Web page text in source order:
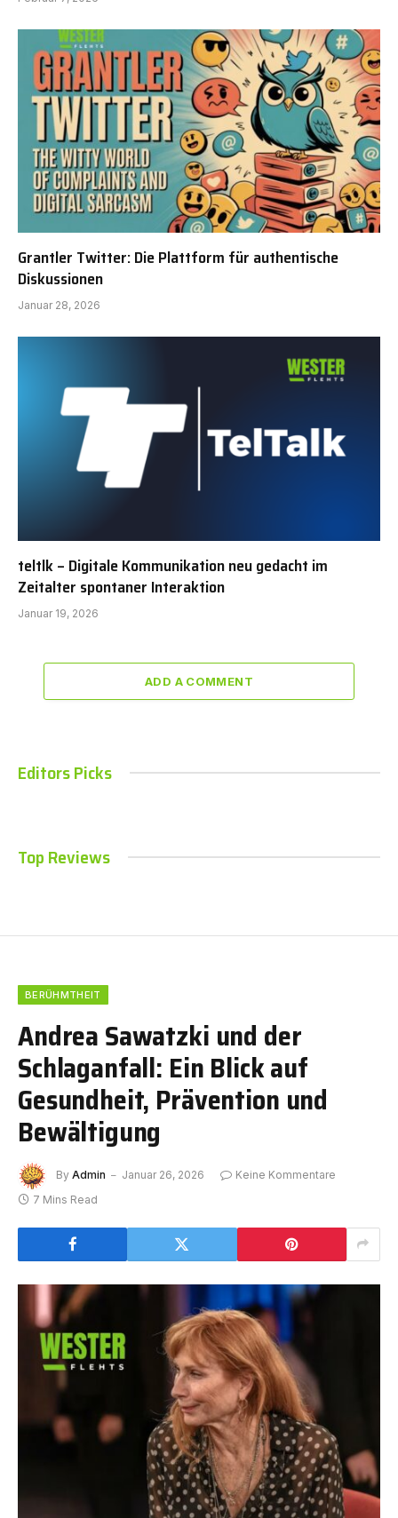
Grantler Twitter: Die Plattform für authentische
Diskussionen
Januar 28, 2026
teltlk – Digitale Kommunikation neu gedacht im
Zeitalter spontaner Interaktion
Januar 19, 2026
ADD A COMMENT
Editors Picks
Top Reviews
BERÜHMTHEIT
Andrea Sawatzki und der
Schlaganfall: Ein Blick auf
Gesundheit, Prävention und
Bewältigung
By Admin Januar 26, 2026
Keine Kommentare
7 Mins Read